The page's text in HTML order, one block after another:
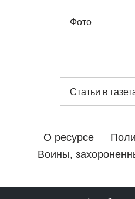
Фото
Статьи в
О ресурсе
Воины,